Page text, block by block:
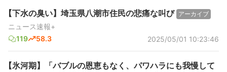
【下水の臭い】埼玉県八潮市住民の悲痛な叫び アーカイブ
ニュース速報+
119
58.3 2025/05/01 10:23:46
【氷河期】「バブルの恩恵もなく、パワハラにも我慢して